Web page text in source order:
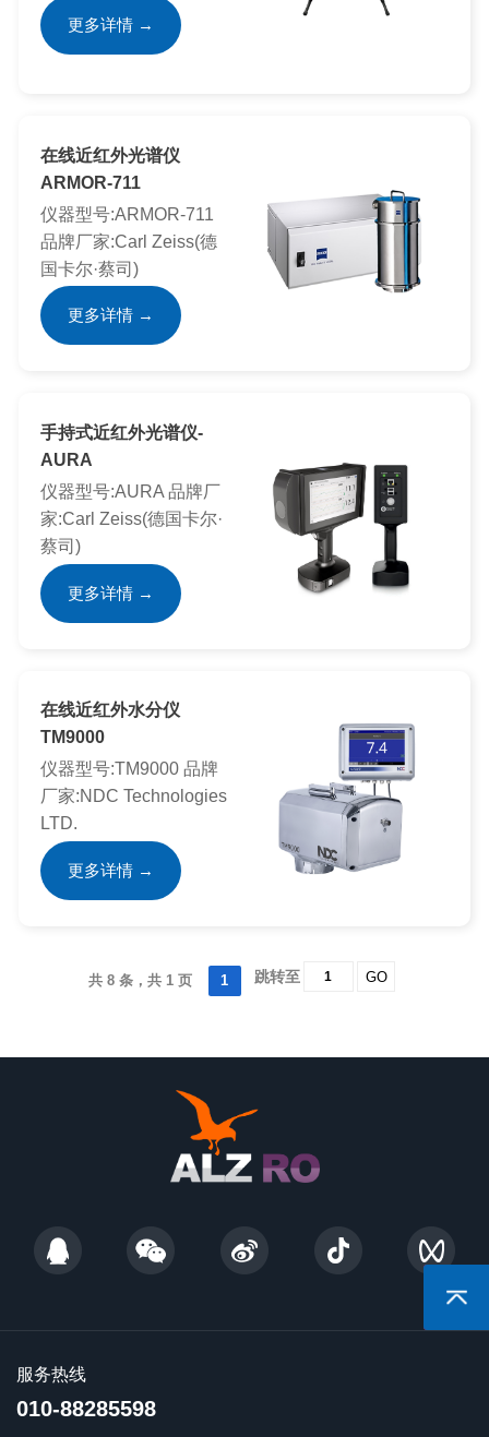
更多详情 →
在线近红外光谱仪
ARMOR-711
仪器型号:ARMOR-711
品牌厂家:Carl Zeiss(德
国卡尔·蔡司)
更多详情 →
手持式近红外光谱仪-
AURA
仪器型号:AURA 品牌厂
家:Carl Zeiss(德国卡尔·
蔡司)
更多详情 →
在线近红外水分仪
TM9000
仪器型号:TM9000 品牌
厂家:NDC Technologies
LTD.
更多详情 →
共 8 条，共 1 页 1 跳转至 GO
服务热线
010-88285598
返回